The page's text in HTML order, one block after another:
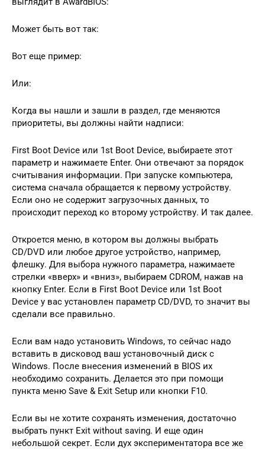
Может быть вот так:
Вот еще пример:
Или:
Когда вы нашли и зашли в раздел, где меняются
приоритеты, вы должны найти надписи:
First Boot Device или 1st Boot Device, выбираете этот
параметр и нажимаете Enter. Они отвечают за порядок
считывания информации. При запуске компьютера,
система сначала обращается к первому устройству.
Если оно не содержит загрузочных данных, то
происходит переход ко второму устройству. И так далее.
Откроется меню, в котором вы должны выбрать
CD/DVD или любое другое устройство, например,
флешку. Для выбора нужного параметра, нажимаете
стрелки «вверх» и «вниз», выбираем CDROM, нажав на
кнопку Enter. Если в First Boot Device или 1st Boot
Device у вас установлен параметр CD/DVD, то значит вы
сделали все правильно.
Если вам надо установить Windows, то сейчас надо
вставить в дисковод ваш установочный диск с
Windows. После внесения изменений в BIOS их
необходимо сохранить. Делается это при помощи
пункта меню Save & Exit Setup или кнопки F10.
Если вы не хотите сохранять изменения, достаточно
выбрать пункт Exit without saving. И еще один
небольшой секрет. Если дух экспериментатора все же